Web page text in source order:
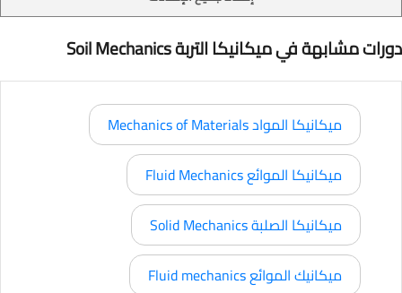
دورات مشابهة في ميكانيكا التربة Soil Mechanics
ميكانيكا المواد Mechanics of Materials
ميكانيكا الموائع Fluid Mechanics
ميكانيكا الصلبة Solid Mechanics
ميكانيك الموائع Fluid mechanics